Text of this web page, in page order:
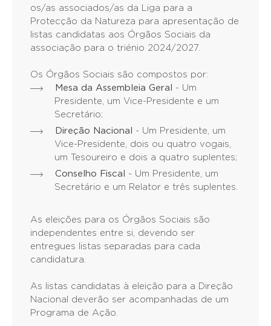
os/as associados/as da Liga para a
Protecção da Natureza para apresentação de
listas candidatas aos Órgãos Sociais da
associação para o triénio 2024/2027.
Os Órgãos Sociais são compostos por:
Mesa da Assembleia Geral
- Um
Presidente, um Vice-Presidente e um
Secretário;
Direção Nacional
- Um Presidente, um
Vice-Presidente, dois ou quatro vogais,
um Tesoureiro e dois a quatro suplentes;
Conselho Fiscal
- Um Presidente, um
Secretário e um Relator e três suplentes.
As eleições para os Órgãos Sociais são
independentes entre si, devendo ser
entregues listas separadas para cada
candidatura.
As listas candidatas à eleição para a Direção
Nacional deverão ser acompanhadas de um
Programa de Ação.